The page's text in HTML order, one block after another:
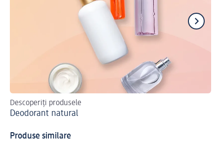
Descoperiți produsele
Deodorant natural
Produse similare